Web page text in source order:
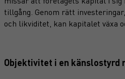
tillgång. Genom rätt
och likviditet, kan kapitalet växa
Objektivitet i en känslostyrd